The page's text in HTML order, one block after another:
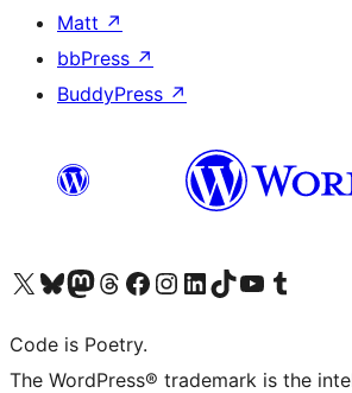
Matt ↗
bbPress ↗
BuddyPress ↗
Visita il nostro account X (ex Twitter)
Visita il nostro account Bluesky
Visita il nostro account Mastodon
Visita il nostro account Threads
Visita la nostra pagina Facebook
Visita il nostro account Instagram
Visita il nostro account LinkedIn
Visita il nostro account TikTok
Visita il nostro canale YouTube
Visita il nostro account Tumblr
Code is Poetry.
The WordPress® trademark is the